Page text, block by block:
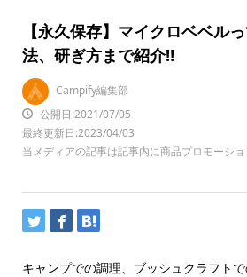
【永久保存】マイクロベベル
法、研ぎ方まで紹介‼
Campify編集部
公開日:2021/07/05
最終更新日:2023/04/03
当メディアの記事は記事内に商品プロモーショ
キャンプでの調理、ブッシュクラフト